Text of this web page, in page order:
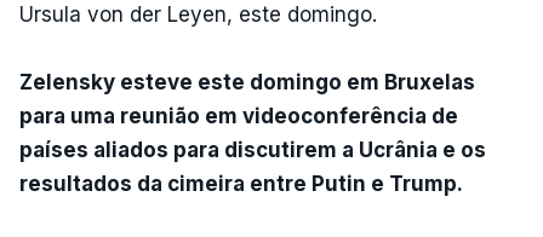
Ursula von der Leyen, este domingo.
Zelensky esteve este domingo em Bruxelas
para uma reunião em videoconferência de
países aliados para discutirem a Ucrânia e os
resultados da cimeira entre Putin e Trump.